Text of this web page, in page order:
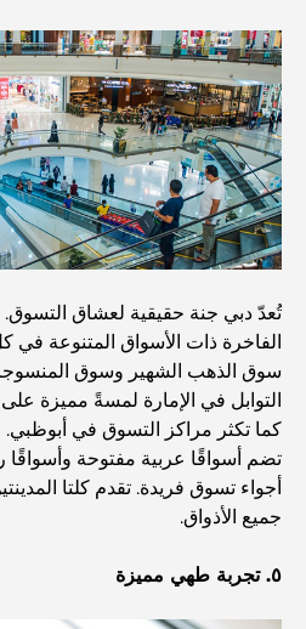
أنشطة يمكنك القيام بها في
استكشف أكثر مناطق دبي حيوية
بطاقات الائتمان في الإمارات
للإنفاق الذكي
مستشفى في مركز دبي المالي
المستوى في دبي
البدنية بأسلوب حياة الأعمال
أندر سيارة في العالم: أساطير
منصات التداول في الإمارات
العصريين
نادي شاطئ العائلة في دبي: حيث
تُعدّ دبي جنة حقيقية لعشاق
الفاخرة ذات الأسواق المتنوعة
سوق الذهب الشهير وسوق
التوابل في الإمارة لمسةً مميزة
كما تكثر مراكز التسوق في أبوظبي.
تضم أسواقًا عربية مفتوحة وأسواقًا
أجواء تسوق فريدة. تقدم كلتا
جميع الأذواق.
٥. تجربة طهي مميزة